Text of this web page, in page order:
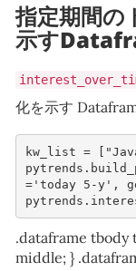
指定期間の
示す
化を示す
kw_list = [
pytrends .
='today 5-y' ,
pytrends .
.dataframe
middle; }